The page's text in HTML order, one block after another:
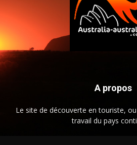
A propos
Le site de découverte en touriste,
travail du pays